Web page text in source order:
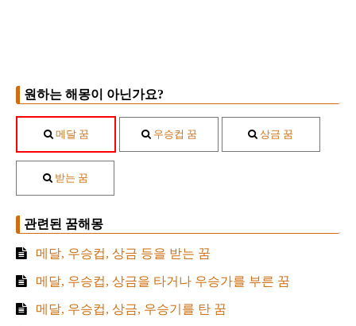
원하는 해몽이 아닌가요?
메달 꿈 우승컵 꿈 상금 꿈
받는 꿈
관련된 꿈해몽
메달, 우승컵, 상금 등을 받는 꿈
메달, 우승컵, 상금을 타거나 우승가를 부른 꿈
메달, 우승컵, 상금, 우승기를 탄 꿈